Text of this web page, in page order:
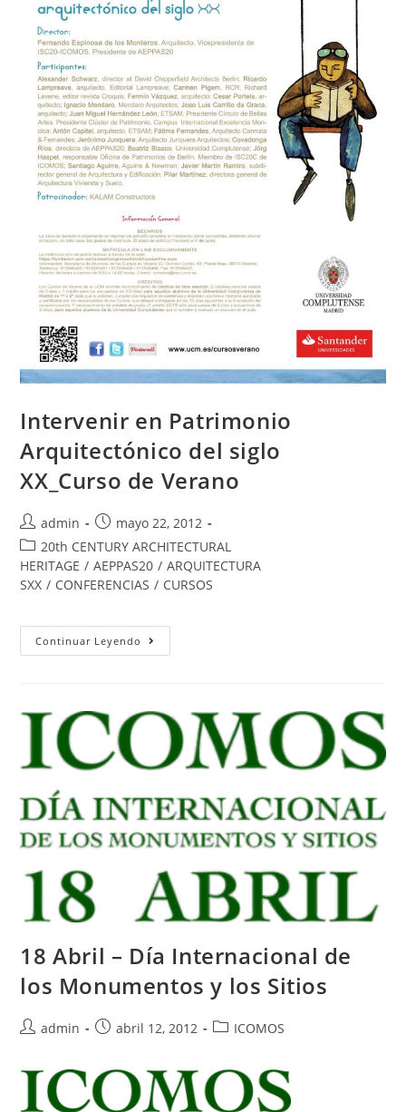
Intervenir en Patrimonio
Arquitectónico del siglo
XX_Curso de Verano
admin
mayo 22, 2012
20th CENTURY ARCHITECTURAL
HERITAGE / AEPPAS20 / ARQUITECTURA
SXX / CONFERENCIAS / CURSOS
Continuar Leyendo
18 Abril – Día Internacional de
los Monumentos y los Sitios
admin abril 12, 2012 ICOMOS